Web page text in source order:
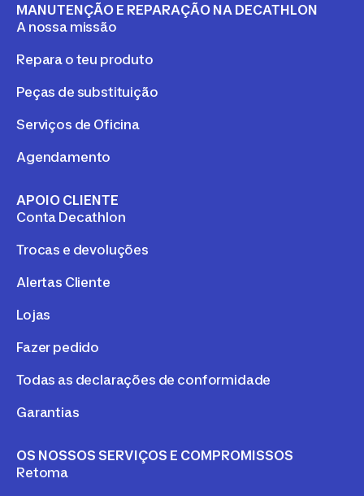
MANUTENÇÃO E REPARAÇÃO NA DECATHLON
A nossa missão
Repara o teu produto
Peças de substituição
Serviços de Oficina
Agendamento
APOIO CLIENTE
Conta Decathlon
Trocas e devoluções
Alertas Cliente
Lojas
Fazer pedido
Todas as declarações de conformidade
Garantias
OS NOSSOS SERVIÇOS E COMPROMISSOS
Retoma